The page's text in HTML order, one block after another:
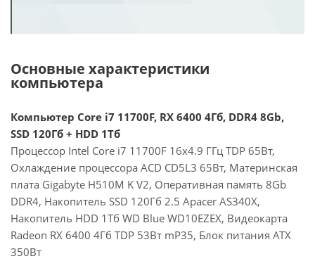
Основные характеристики
компьютера
Компьютер Core i7 11700F, RX 6400 4Гб, DDR4 8Gb,
SSD 120Гб + HDD 1Тб
Процессор Intel Core i7 11700F 16x4.9 ГГц TDP 65Вт,
Охлаждение процессора ACD CD5L3 65Вт, Материнская
плата Gigabyte H510M K V2, Оперативная память 8Gb
DDR4, Накопитель SSD 120Гб 2.5 Apacer AS340X,
Накопитель HDD 1Тб WD Blue WD10EZEX, Видеокарта
Radeon RX 6400 4Гб TDP 53Вт mP35, Блок питания ATX
350Вт